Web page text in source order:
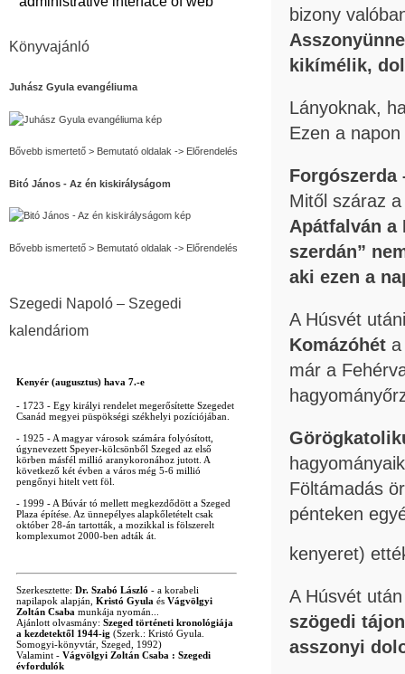
Könyvajánló
Juhász Gyula evangéliuma
Bővebb ismertető > Bemutató oldalak -> Előrendelés
Bitó János - Az én kiskirályságom
Bővebb ismertető > Bemutató oldalak -> Előrendelés
Szegedi Napoló – Szegedi
kalendáriom
bizony
kikímélik,
Lányoknak,
Ezen a
Forgószerda
Mitől száraz
Apátfalván a
szerdán”
aki ezen a
A Húsvét
Komázóhét a
már a
Föltámadás
pénteken
kenyeret)
A Húsvét
szögedi
asszonyi